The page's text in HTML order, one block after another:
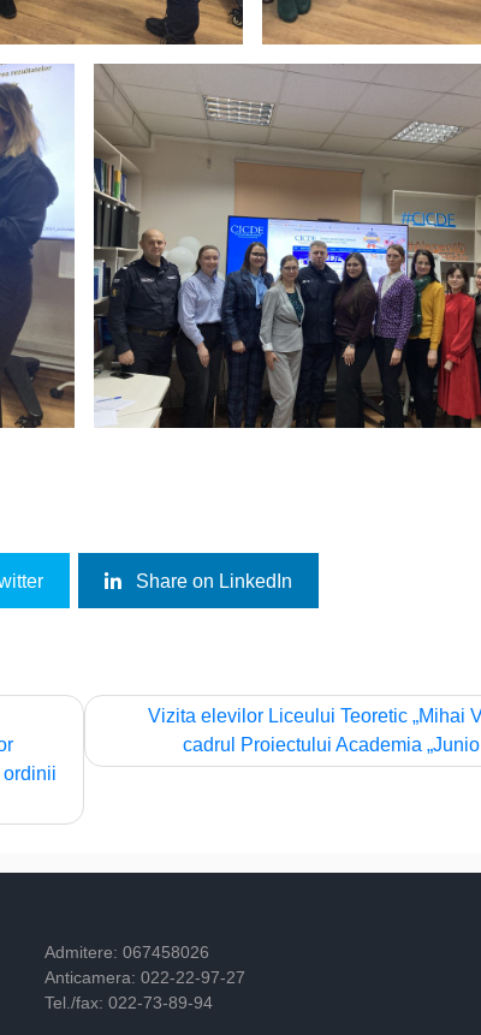
Share on LinkedIn
Vizita elevilor Liceului Teoretic „Mihai
cadrul Proiectului Academia
Admitere: 067458026
Anticamera: 022-22-97-27
Tel./fax: 022-73-89-94